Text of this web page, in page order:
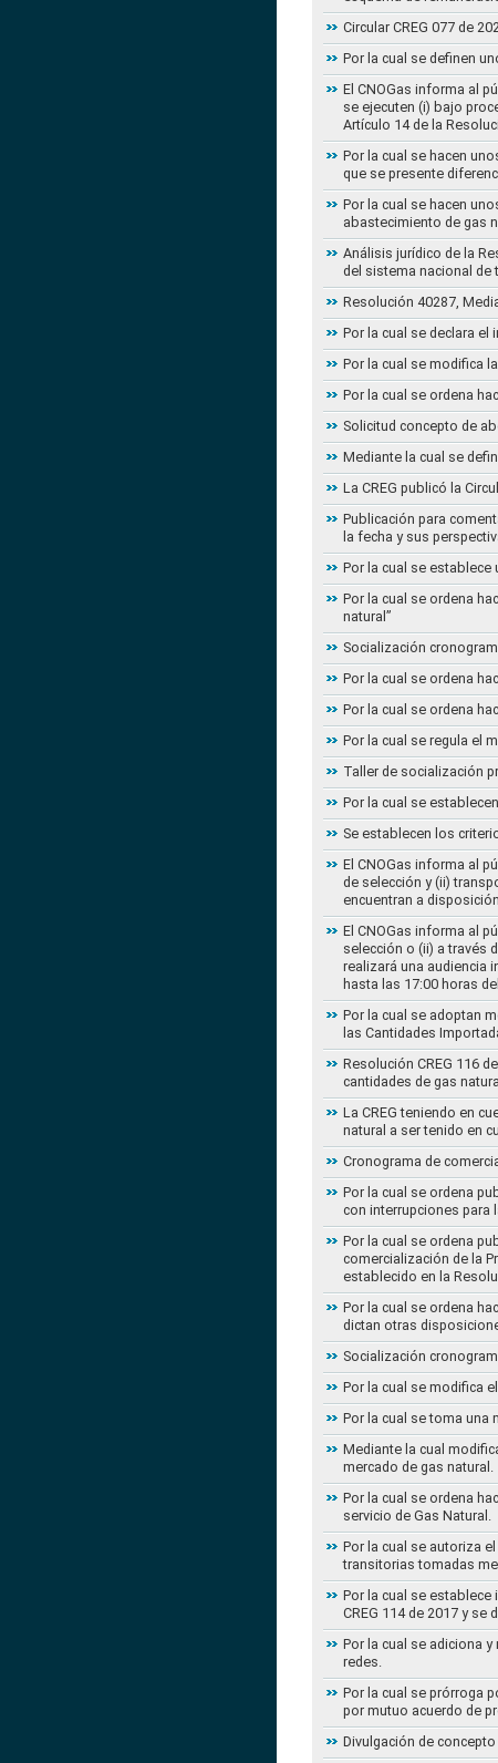
Circular CREG 077 de
Por la cual se definen
El CNOGas informa al
se ejecuten (i) bajo
Artículo 14 de la
Por la cual se hacen
que se presente
Por la cual se hacen
abastecimiento de gas
Análisis jurídico de la
del sistema nacional de
Resolución 40287,
Por la cual se declara el
Por la cual se modifica
Por la cual se ordena
Solicitud concepto de
Mediante la cual se
La CREG publicó la
Publicación para
la fecha y sus
Por la cual se
Por la cual se ordena
natural”
Socialización
Por la cual se ordena
Por la cual se ordena
Por la cual se regula el
Taller de socialización
Por la cual se
Se establecen los
El CNOGas informa al
de selección y (ii)
encuentran a
El CNOGas informa al
selección o (ii) a través
realizará una audiencia
hasta las 17:00 horas
Por la cual se adoptan
las Cantidades
Resolución CREG 116
cantidades de gas
La CREG teniendo en
natural a ser tenido en
Cronograma de
Por la cual se ordena
con interrupciones para
Por la cual se ordena
comercialización de la
establecido en la
Por la cual se ordena
dictan otras
Socialización
Por la cual se modifica
Por la cual se toma una
Mediante la cual
mercado de gas natural.
Por la cual se ordena
servicio de Gas Natural.
Por la cual se autoriza
transitorias tomadas
Por la cual se
CREG 114 de 2017 y
Por la cual se adiciona
redes.
Por la cual se prórroga
por mutuo acuerdo de
Divulgación de